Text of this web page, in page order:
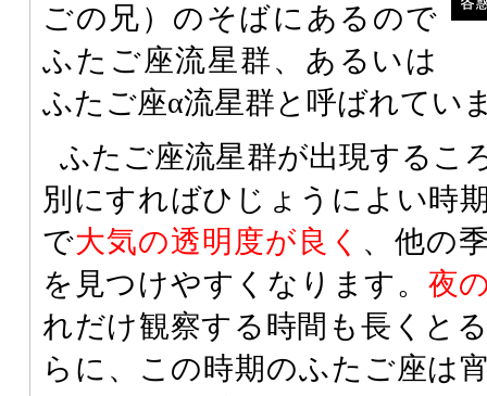
ごの兄）のそばにあるので
ふたご座流星群、あるいは
ふたご座α流星群と呼ばれてい
ふたご座流星群が出現するこ
別にすればひじょうによい時
で大気の透明度が良く 、他の
を見つけやすくなります。 夜
れだけ観察する時間も長くと
らに、この時期のふたご座は